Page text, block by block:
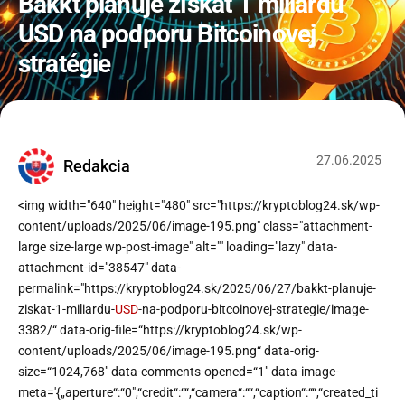
USD na podporu Bitcoinovej
stratégie
Redakcia 27.06.2025
<img width="640" height="480" src="https://kryptoblog24.sk/wp-
content/uploads/2025/06/image-195.png" class="attachment-
large size-large wp-post-image" alt="" loading="lazy" data-
attachment-id="38547" data-
permalink="https://kryptoblog24.sk/2025/06/27/bakkt-planuje-
ziskat-1-miliardu-USD-na-podporu-bitcoinovej-strategie/image-
3382/“ data-orig-file=“https://kryptoblog24.sk/wp-
content/uploads/2025/06/image-195.png“ data-orig-
size=“1024,768″ data-comments-opened=“1″ data-image-
meta='{„aperture“:“0″,“credit“:““,“camera“:““,“caption“:““,“created_ti